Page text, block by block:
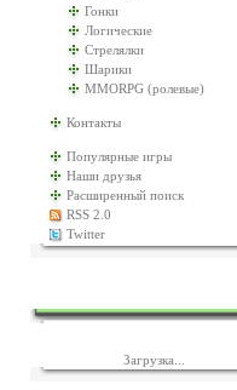
Гонки
Логические
Стрелялки
Шарики
MMORPG (ролевые)
Контакты
Популярные игры
Наши друзья
Расширенный поиск
RSS 2.0
Twitter
Загрузка...